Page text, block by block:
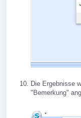
Die Ergebnisse
"Bemerkung"